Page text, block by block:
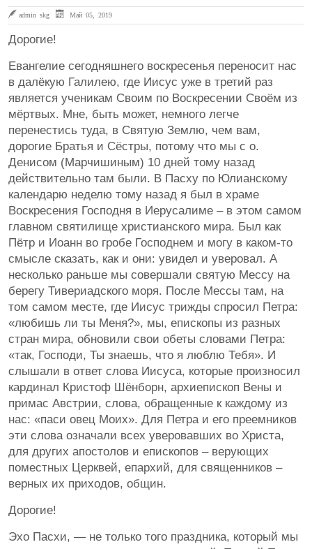
admin skg Май 05, 2019
Дорогие!
Евангелие сегодняшнего воскресенья переносит нас
в далёкую Галилею, где Иисус уже в третий раз
является ученикам Своим по Воскресении Своём из
мёртвых. Мне, быть может, немного легче
перенестись туда, в Святую Землю, чем вам,
дорогие Братья и Сёстры, потому что мы с о.
Денисом (Марчишиным) 10 дней тому назад
действительно там были. В Пасху по Юлианскому
календарю неделю тому назад я был в храме
Воскресения Господня в Иерусалиме – в этом самом
главном святилище христианского мира. Был как
Пётр и Иоанн во гробе Господнем и могу в каком-то
смысле сказать, как и они: увидел и уверовал. А
несколько раньше мы совершали святую Мессу на
берегу Тивериадского моря. После Мессы там, на
том самом месте, где Иисус трижды спросил Петра:
«любишь ли ты Меня?», мы, епископы из разных
стран мира, обновили свои обеты словами Петра:
«так, Господи, Ты знаешь, что я люблю Тебя». И
слышали в ответ слова Иисуса, которые произносил
кардинал Кристоф Шёнборн, архиепископ Вены и
примас Австрии, слова, обращенные к каждому из
нас: «паси овец Моих». Для Петра и его преемников
эти слова означали всех уверовавших во Христа,
для других апостолов и епископов – верующих
поместных Церквей, епархий, для священников –
верных их приходов, общин.
Дорогие!
Эхо Пасхи, — не только того праздника, который мы